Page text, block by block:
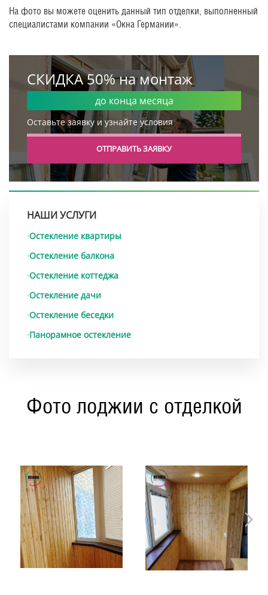
На фото вы можете оценить данный тип отделки, выполненный
специалистами компании «Окна Германии».
СКИДКА 50% на монтаж
до конца месяца
Оставьте заявку и узнайте условия
ОТПРАВИТЬ ЗАЯВКУ
НАШИ УСЛУГИ
Остекление квартиры
Остекление балкона
Остекление коттеджа
Остекление дачи
Остекление беседки
Панорамное остекление
Фото лоджии с отделкой